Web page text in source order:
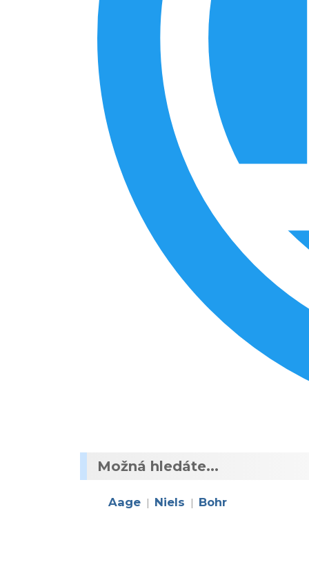
Možná hledáte...
Aage | Niels | Bohr